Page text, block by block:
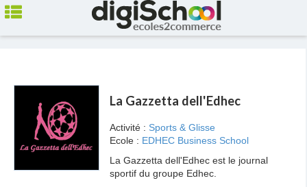
La Gazzetta dell'Edhec
Activité : Sports & Glisse
Ecole : EDHEC Business School
La Gazzetta dell'Edhec est le journal
sportif du groupe Edhec.